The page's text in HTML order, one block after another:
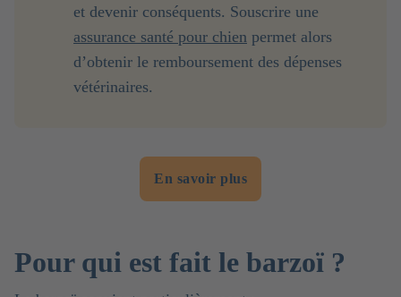
et devenir conséquents. Souscrire une
assurance santé pour chien permet alors
d’obtenir le remboursement des dépenses
vétérinaires.
En savoir plus
Pour qui est fait le barzoï ?